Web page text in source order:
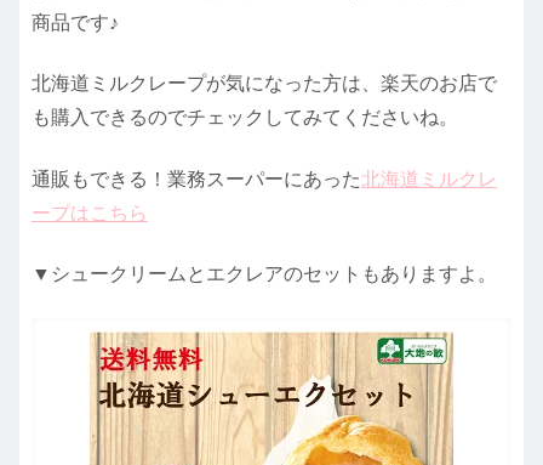
商品です♪
北海道ミルクレープが気になった方は、楽天のお店で
も購入できるのでチェックしてみてくださいね。
通販もできる！業務スーパーにあった北海道ミルクレ
ープはこちら
▼シュークリームとエクレアのセットもありますよ。